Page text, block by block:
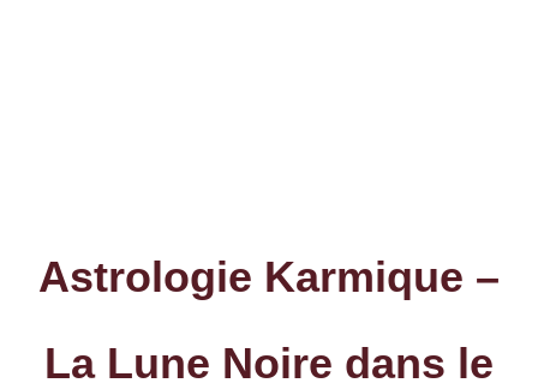
Astrologie Karmique –
La Lune Noire dans le